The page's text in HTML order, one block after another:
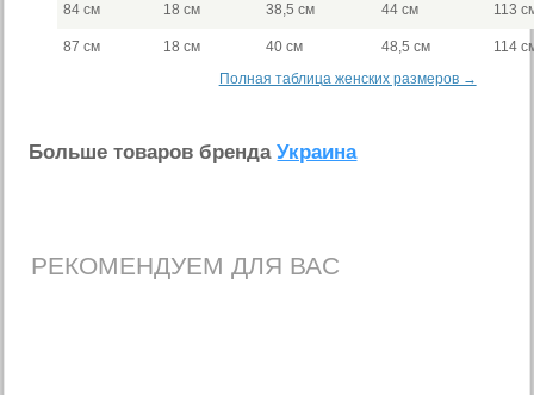
84 см 18 см 38,5 см 44 см 113
87 см 18 см 40 см 48,5 см
114
Полная таблица женских размеров →
Больше товаров брендаУкраина
РЕКОМЕНДУЕМ ДЛЯ ВАС